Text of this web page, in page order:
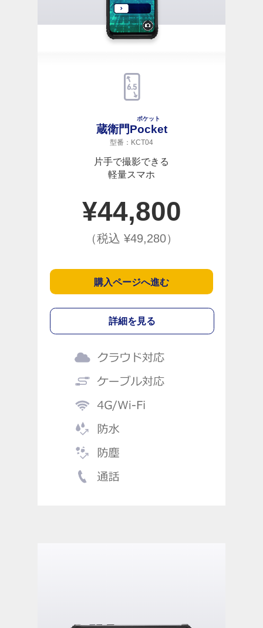
蔵衛門Pocket
ポケット
型番：KCT04
片手で撮影できる
軽量スマホ
¥44,800
（税込 ¥49,280）
購入ページへ進む
詳細を見る